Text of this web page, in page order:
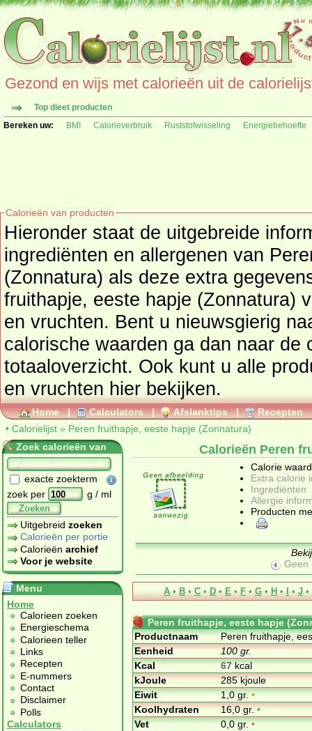
Gezond en wijs met calorieën uit de
Top dieet producten
Bereken uw:
BMI Calorieverbruik Ruststofwisseling Energiebehoefte
Calorieën van producten
Hieronder staat de uitgebreide
ingrediënten en allergenen van Peren fruithapje, eeste hapje
(Zonnatura) als deze extra
fruithapje, eeste hapje (Zonnatura)
en vruchten. Bent u nieuwsgierig naar andere producten en hun
calorische waarden ga dan naar de calorielijst voor een
totaaloverzicht. Ook kunt u alle
en vruchten hier bekijken.
Home | Calculators | Afslanktips | Recepten
• Calorielijst » Peren fruithapje, eeste hapje (Zonnatura)
Zoek calorieën van
exacte zoekterm
zoek per
g / ml
Zoeken
Uitgebreid zoeken
Calorieën per portie
Calorieën archief
Voor je website
Menu
Home
Calorieen zoeken
Energieschema
Calorieen teller
Links
Recepten
E-nummers
Contact
Disclaimer
Polls
Calculators
Calorieën Peren
Calorie
Extra calorie
Ingrediënten
Allergie
Producten
Geen
A • B • C • D • E • F • G • H • I • J •
Peren fruithapje, eeste hapje
Productnaam
Peren fruithapje,
Eenheid
100 gr.
Kcal
67kcal
kJoule
285 kjoule
Eiwit
1,0 gr.•
Koolhydraten
16,0 gr.•
Vet
0,0 gr.•